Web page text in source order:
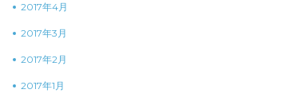
2017年4月
2017年3月
2017年2月
2017年1月